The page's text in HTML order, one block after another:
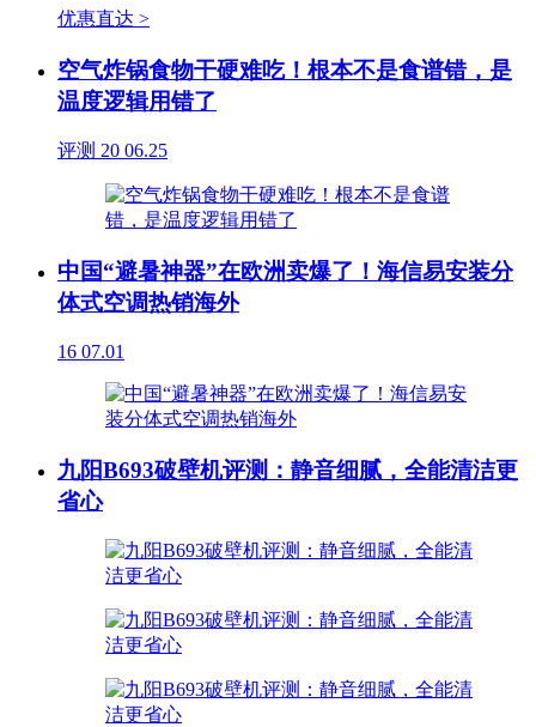
优惠直达 >
空气炸锅食物干硬难吃！根本不是食谱错，是
温度逻辑用错了
评测 20 06.25
中国“避暑神器”在欧洲卖爆了！海信易安装分
体式空调热销海外
16 07.01
九阳B693破壁机评测：静音细腻，全能清洁更
省心